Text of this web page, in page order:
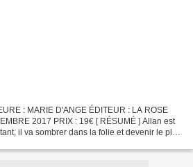
: MARIE D'ANGE ÉDITEUR : LA ROSE
2017 PRIX : 19€ [ RÉSUMÉ ] Allan est
il va sombrer dans la folie et devenir le plus